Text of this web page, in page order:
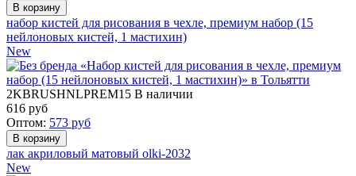
набор кистей для рисования в чехле, премиум набор (15
нейлоновых кистей, 1 мастихин)
New
2KBRUSHNLPREM15 В наличии
616 руб
Оптом: 573 руб
лак акриловый матовый olki-2032
New